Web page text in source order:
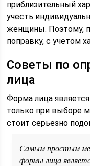
приблизительный
учесть
женщины. Поэтому,
поправку, с учетом
Советы по
лица
Форма лица
только при выборе
стоит серьезно
Самым простым
формы лица